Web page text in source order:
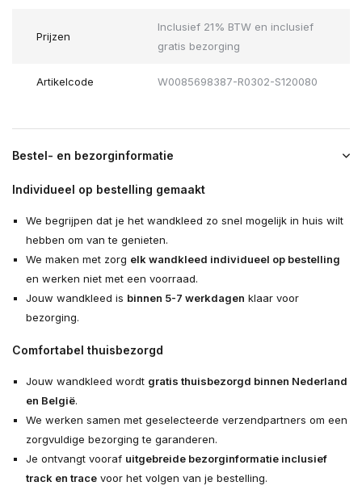
Prijzen
Inclusief 21% BTW en inclusief
gratis bezorging
Artikelcode W0085698387-R0302-S120080
Bestel- en bezorginformatie
Individueel op bestelling gemaakt
We begrijpen dat je het wandkleed zo snel mogelijk in huis wilt
hebben om van te genieten.
We maken met zorg elk wandkleed individueel op bestelling
en werken niet met een voorraad.
Jouw wandkleed is binnen 5-7 werkdagen klaar voor
bezorging.
Comfortabel thuisbezorgd
Jouw wandkleed wordt gratis thuisbezorgd binnen Nederland
en België.
We werken samen met geselecteerde verzendpartners om een
zorgvuldige bezorging te garanderen.
Je ontvangt vooraf uitgebreide bezorginformatie inclusief
track en tracevoor het volgen van je bestelling.